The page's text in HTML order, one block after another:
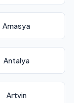
Amasya
Antalya
Artvin